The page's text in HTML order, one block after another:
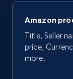
Amazon
Title, Seller
price,
more.